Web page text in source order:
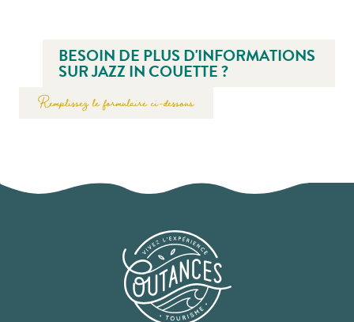
BESOIN DE PLUS D'INFORMATIONS
SUR JAZZ IN COUETTE ?
Remplissez le formulaire ci-dessous